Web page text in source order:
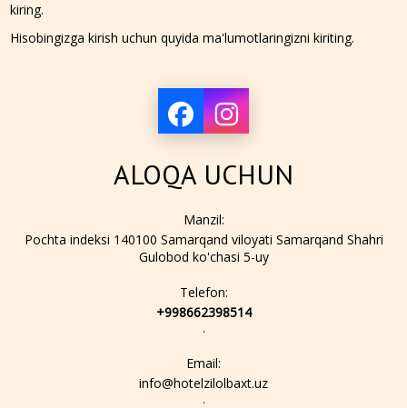
kiring.
Hisobingizga kirish uchun quyida ma'lumotlaringizni kiriting.
ALOQA UCHUN
Manzil:
Pochta indeksi 140100 Samarqand viloyati Samarqand Shahri
Gulobod ko'chasi 5-uy
Telefon:
+998662398514
.
Email:
info@hotelzilolbaxt.uz
.